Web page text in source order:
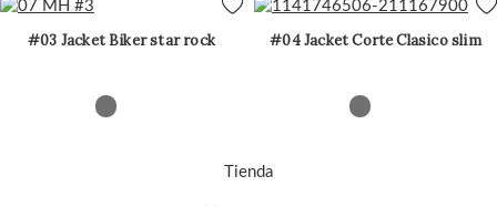
#03 Jacket Biker star rock #04 Jacket Corte Clasico slim
Tienda